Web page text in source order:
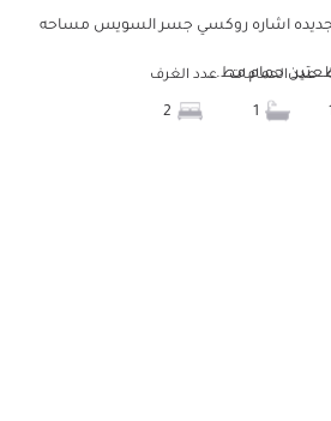
مصر الجديده اشاره روكسي جسر السويس مساحه
عدد الحمامات عدد الغرف